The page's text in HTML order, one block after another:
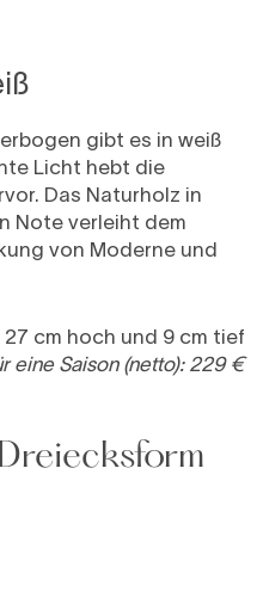
gibt es in weiß
Licht hebt die
Das Naturholz in
Note verleiht dem
von Moderne und
27 cm hoch und 9 cm tief
eine Saison (netto): 229 €